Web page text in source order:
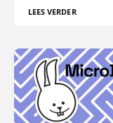
LEES VERDER